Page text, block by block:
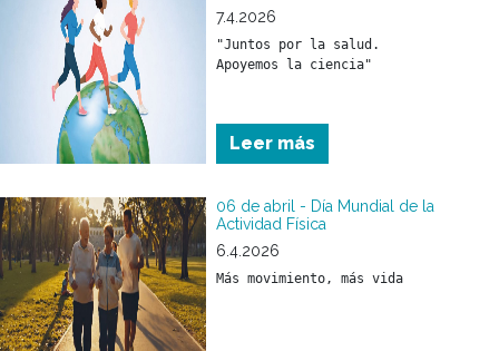
7.4.2026
"Juntos por la salud.
Leer más
06 de abril - Día Mundial de la
Actividad Física
6.4.2026
Más movimiento, más vida